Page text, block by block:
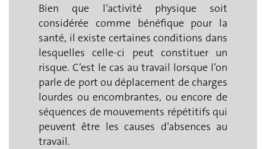
Bien que l’activité physique soit
considérée comme bénéfique pour la
santé, il existe certaines conditions dans
lesquelles celle-ci peut constituer un
risque. C’est le cas au travail lorsque l’on
parle de port ou déplacement de charges
lourdes ou encombrantes, ou encore de
séquences de mouvements répétitifs qui
peuvent être les causes d’absences au
travail.